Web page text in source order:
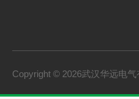
Copyright © 2026武汉华远电